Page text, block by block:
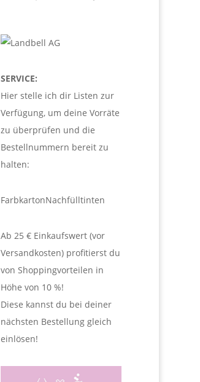
SERVICE:
Hier stelle ich dir Listen zur
Verfügung, um deine Vorräte
zu überprüfen und die
Bestellnummern bereit zu
halten:
FarbkartonNachfülltinten
Ab 25 € Einkaufswert (vor
Versandkosten) profitierst du
von Shoppingvorteilen in
Höhe von 10 %!
Diese kannst du bei deiner
nächsten Bestellung gleich
einlösen!